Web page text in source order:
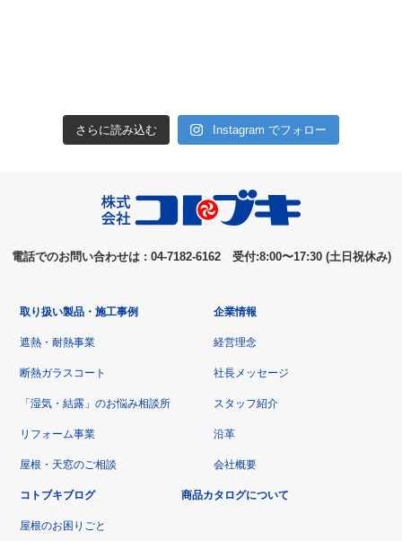
さらに読み込む Instagram でフォロー
電話でのお問い合わせは : 04-7182-6162 受付:8:00〜17:30 (土日祝休み)
取り扱い製品・施工事例
遮熱・耐熱事業
断熱ガラスコート
「湿気・結露」のお悩み相談所
リフォーム事業
屋根・天窓のご相談
企業情報
経営理念
社長メッセージ
スタッフ紹介
沿革
会社概要
コトブキブログ
屋根のお困りごと
商品カタログについて